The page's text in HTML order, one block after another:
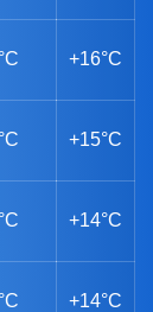
+16°C
+15°C
+14°C
+14°C